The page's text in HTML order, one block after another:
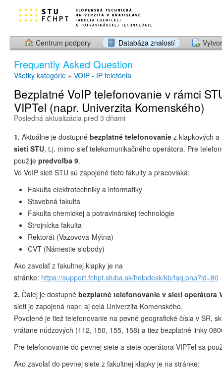
Centrum podpory Databáza znalostí
Frequently Asked Question
Všetky kategórie » VOIP - IP telefónia
Bezplatné VoIP telefonovanie v rámci
VIPTel (napr. Univerzita Komenského)
Posledná aktualizácia pred 3 dňami
1. Aktuálne je dostupné bezplatné telefonovanie z klapkových
sieti STU, t.j. mimo sieť telekomunikačného operátora. Pre
použije predvoľba 9.
Vo VoIP sieti STU sú zapojené tieto fakulty a pracoviská:
Fakulta elektrotechniky a informatiky
Stavebná fakulta
Fakulta chemickej a potravinárskej technológie
Strojnícka fakulta
Rektorát (Vazovova-Mýtna)
CVT (Námestie slobody)
Ako zavolať z fakultnej klapky je na
stránke: https://support.fchpt.stuba.sk/helpdesk/kb/faq.php?id=80
2. Ďalej je dostupné bezplatné telefonovanie v sieti operátora
sieti je zapojená napr. aj celá Univerzita Komenského.
Povolené je tiež telefonovanie na pevné geografické čísla v SR,
vrátane núdzových (112, 150, 155, 158) a tiez bezplatné linky
Pre telefonovanie do pevnej siete a siete operátora VIPTel sa
Ako zavolať do pevnej siete z fakultnej klapky je na stránke: